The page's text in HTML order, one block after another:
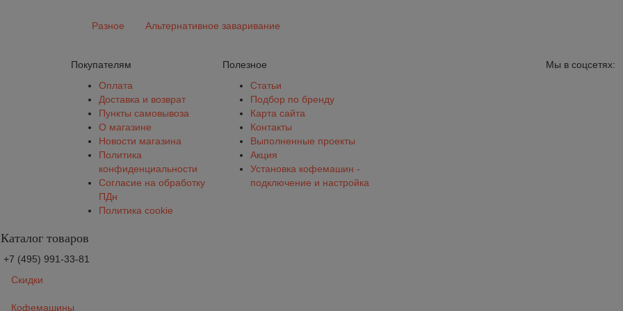
Разное Альтернативное заваривание
Покупателям
Оплата
Доставка и возврат
Пункты самовывоза
О магазине
Новости магазина
Политика
конфиденциальности
Согласие на обработку
ПДн
Политика cookie
Полезное
Статьи
Подбор по бренду
Карта сайта
Контакты
Выполненные проекты
Акция
Установка кофемашин -
подключение и настройка
Мы в соцсетях:
Каталог товаров
+7 (495) 991-33-81
Скидки
Кофемашины